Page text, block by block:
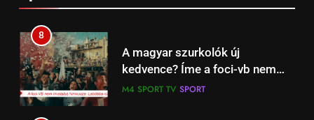
8
A magyar szurkolók új
kedvence? Íme a foci-vb nem
hivatalos magyar dala
M4 SPORT TV SPORT
ÉLETSTÍLUS
17
Work‑life integration: a munka
és a magánélet új egyensúlya a
fiataloknál